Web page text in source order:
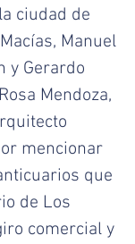
ciudad de
Manuel
y Gerardo
Mendoza,
mencionar
que
de Los
comercial y